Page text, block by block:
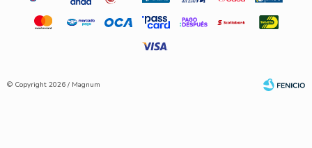
© Copyright 2026 / Magnum